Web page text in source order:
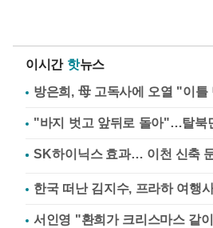
이시간 핫뉴스
방은희, 母 고독사에 오열 "이틀
"바지 벗고 앞뒤로 돌아"…탈북
한국 떠난 김지수, 프라하 여행
서인영 "환희가 크리스마스 같